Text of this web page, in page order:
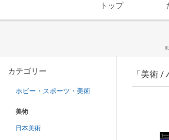
トップ
※
カテゴリー
ホビー・スポーツ・美術
美術
日本美術
「美術 /